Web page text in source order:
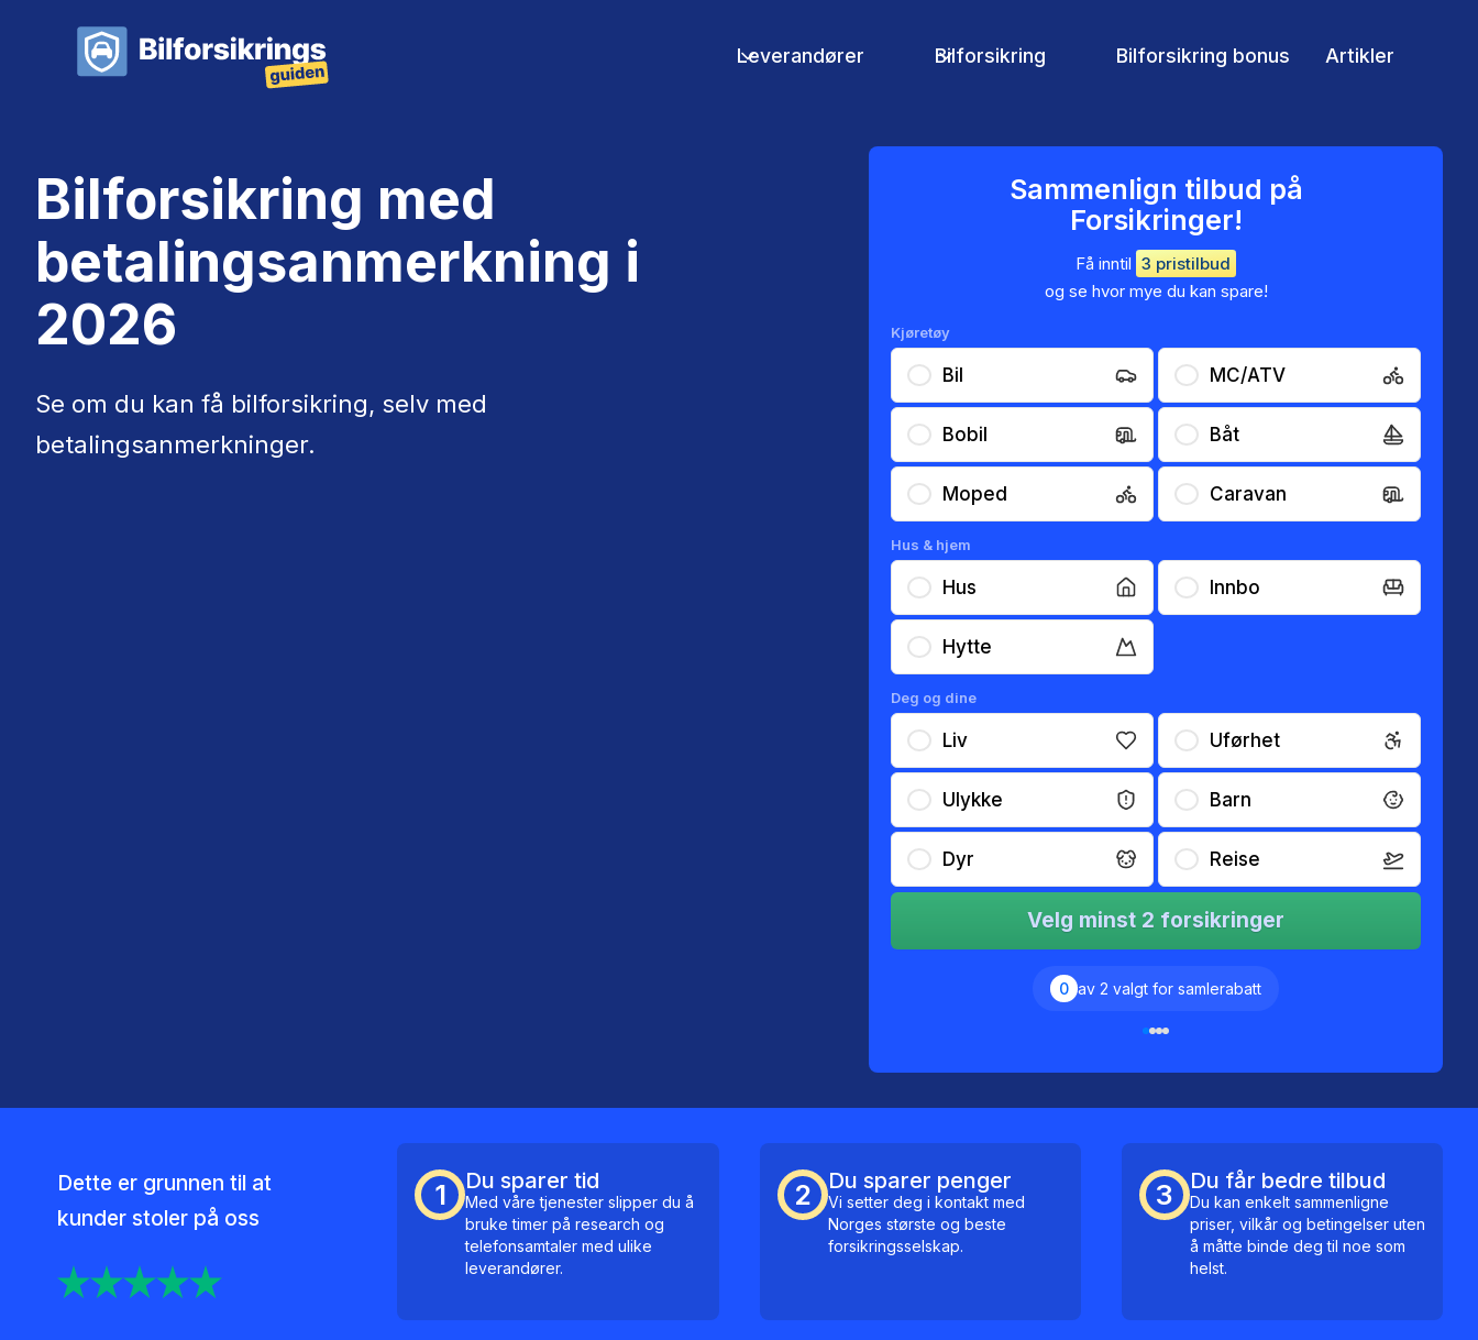
Leverandører Bilforsikring Bilforsikring bonus Artikler
Bilforsikring med
betalingsanmerkning i
2026
Se om du kan få bilforsikring, selv med
betalingsanmerkninger.
Sammenlign tilbud på
Forsikringer!
Få inntil 3 pristilbud
og se hvor mye du kan spare!
Kjøretøy
Bil MC/ATV
Bobil Båt
Moped Caravan
Hus & hjem
Hus Innbo
Hytte
Deg og dine
Liv Uførhet
Ulykke Barn
Dyr Reise
Velg minst 2 forsikringer
0 av 2 valgt for samlerabatt
Dette er grunnen til at
kunder stoler på oss
1 Du sparer tid
Med våre tjenester slipper du å
bruke timer på research og
telefonsamtaler med ulike
leverandører.
2 Du sparer penger
Vi setter deg i kontakt med
Norges største og beste
forsikringsselskap.
3 Du får bedre tilbud
Du kan enkelt sammenligne
priser, vilkår og betingelser uten
å måtte binde deg til noe som
helst.